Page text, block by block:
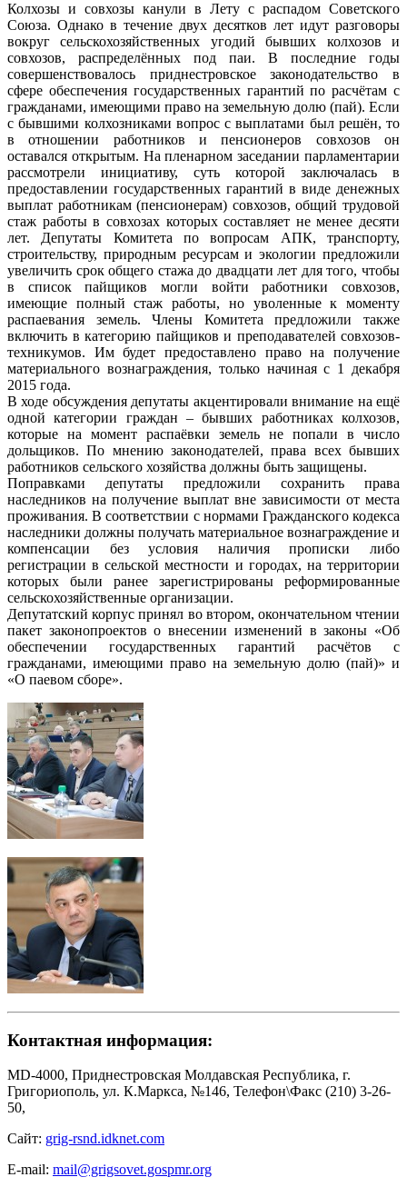
Колхозы и совхозы канули в Лету с распадом Советского
Союза. Однако в течение двух десятков лет идут разговоры
вокруг сельскохозяйственных угодий бывших колхозов и
совхозов, распределённых под паи. В последние годы
совершенствовалось приднестровское законодательство в
сфере обеспечения государственных гарантий по расчётам с
гражданами, имеющими право на земельную долю (пай). Если
с бывшими колхозниками вопрос с выплатами был решён, то
в отношении работников и пенсионеров совхозов он
оставался открытым. На пленарном заседании парламентарии
рассмотрели инициативу, суть которой заключалась в
предоставлении государственных гарантий в виде денежных
выплат работникам (пенсионерам) совхозов, общий трудовой
стаж работы в совхозах которых составляет не менее десяти
лет. Депутаты Комитета по вопросам АПК, транспорту,
строительству, природным ресурсам и экологии предложили
увеличить срок общего стажа до двадцати лет для того, чтобы
в список пайщиков могли войти работники совхозов,
имеющие полный стаж работы, но уволенные к моменту
распаевания земель. Члены Комитета предложили также
включить в категорию пайщиков и преподавателей совхозов-
техникумов. Им будет предоставлено право на получение
материального вознаграждения, только начиная с 1 декабря
2015 года.
В ходе обсуждения депутаты акцентировали внимание на ещё
одной категории граждан – бывших работниках колхозов,
которые на момент распаёвки земель не попали в число
дольщиков. По мнению законодателей, права всех бывших
работников сельского хозяйства должны быть защищены.
Поправками депутаты предложили сохранить права
наследников на получение выплат вне зависимости от места
проживания. В соответствии с нормами Гражданского кодекса
наследники должны получать материальное вознаграждение и
компенсации без условия наличия прописки либо
регистрации в сельской местности и городах, на территории
которых были ранее зарегистрированы реформированные
сельскохозяйственные организации.
Депутатский корпус принял во втором, окончательном чтении
пакет законопроектов о внесении изменений в законы «Об
обеспечении государственных гарантий расчётов с
гражданами, имеющими право на земельную долю (пай)» и
«О паевом сборе».
Контактная информация:
MD-4000, Приднестровская Молдавская Республика, г.
Григориополь, ул. К.Маркса, №146, Телефон\Факс (210) 3-26-
50,
Сайт: grig-rsnd.idknet.com
E-mail: mail@grigsovet.gospmr.org